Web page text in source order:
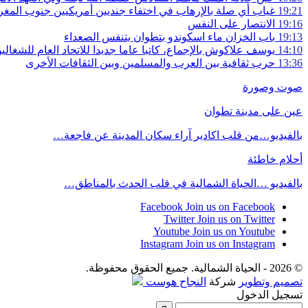
19:21 غياب أي صلة بالإرهاب في اختفاء جنديين أمريكيين جنوب
19:16 الانتصار على النفس
19:13 باب الخزان ماء اسكوندو بتطوان يتنفس الصعداء
14:10 يوسف علاكوش بالإجماع، كاتبا عاما جديدا للاتحاد العام
13:36 حرب ثقافية بين العرب والمسلمين وبين الثقافات الأخرى
صوت وصورة
عين على مدينة تطوان
بالفيديو…من قلب اكادير آراء سكان المدينة عن فاجعة…
أحلام خاطئة
بالفيديو …الحياة الشمالية في قلب الحدث بالمناطق…
Facebook Join us on Facebook
Twitter Join us on Twitter
Youtube Join us on Youtube
Instagram Join us on Instagram
© 2026 - الحياة الشمالية. جميع الحقوق محفوظة.
تصميم وتطوير شركة النجاح هوست
تسجيل الدخول